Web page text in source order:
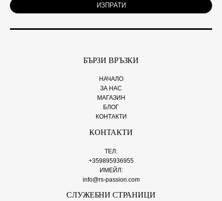
l
ИЗПРАТИ
БЪРЗИ ВРЪЗКИ
НАЧАЛО
ЗА НАС
МАГАЗИН
БЛОГ
КОНТАКТИ
КОНТАКТИ
ТЕЛ:
+359895936955
ИМЕЙЛ:
info@rs-passion.com
СЛУЖЕБНИ СТРАНИЦИ